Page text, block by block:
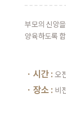
부모의 신앙
양육하도록
ㆍ시간 :오
ㆍ장소 : 비